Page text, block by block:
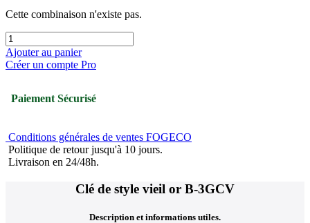
Cette combinaison n'existe pas.
Ajouter au panier
Créer un compte Pro
Paiement Sécurisé
Conditions générales de ventes FOGECO
Politique de retour jusqu'à 10 jours.
Livraison en 24/48h.
Clé de style vieil or B-3GCV
Description et informations utiles.